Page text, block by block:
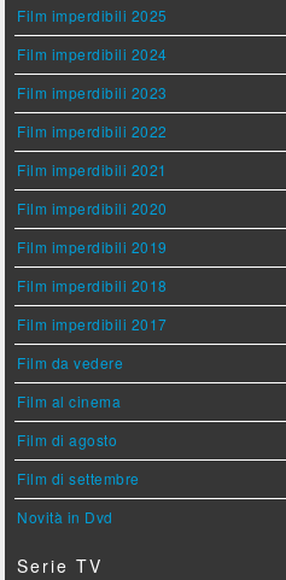
Film imperdibili 2025
Film imperdibili 2024
Film imperdibili 2023
Film imperdibili 2022
Film imperdibili 2021
Film imperdibili 2020
Film imperdibili 2019
Film imperdibili 2018
Film imperdibili 2017
Film da vedere
Film al cinema
Film di agosto
Film di settembre
Novità in Dvd
Serie TV